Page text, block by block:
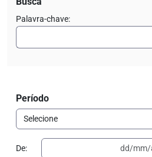
Palavra-chave:
Período
De: